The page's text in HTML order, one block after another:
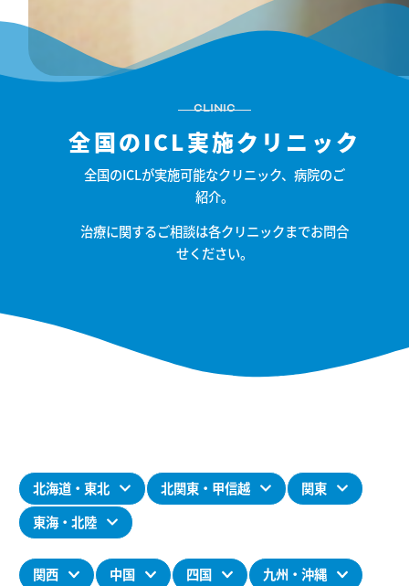
CLINIC
全国のICL実施クリニック
全国のICLが実施可能なクリニック、病院のご
紹介。
治療に関するご相談は各クリニックまでお問合
せください。
北海道・東北 北関東・甲信越
関東
東海・北陸
関西 中国 四国 九州・沖縄